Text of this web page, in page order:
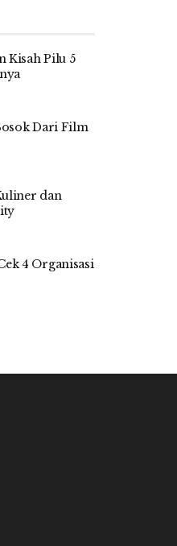
Kisah Pilu 5
Dari Film
dan
4 Organisasi